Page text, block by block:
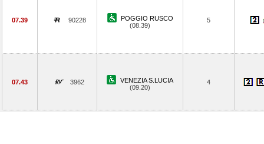
07.39 90228
POGGIO RUSCO
(08.39)
5
07.43 3962
VENEZIA S.LUCIA
(09.20)
4